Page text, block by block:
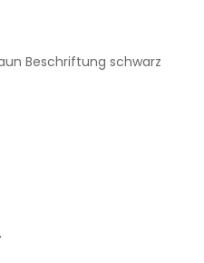
Beschriftung schwarz